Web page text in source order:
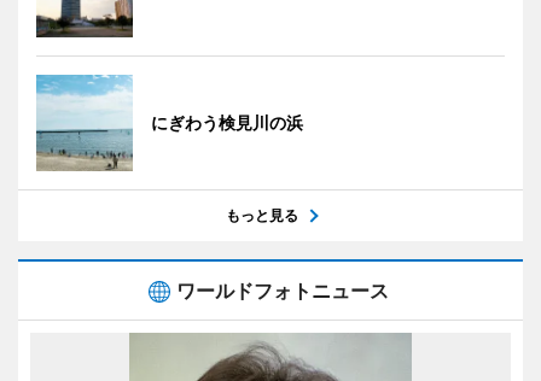
にぎわう検見川の浜
もっと見る
ワールドフォトニュース